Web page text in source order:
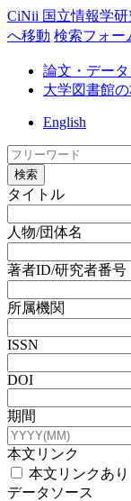
CiNii 国立情報学
へ移動 検索フォー
論文・デー
大学図書館
English
検索
タイトル
人物/団体名
著者ID/研究者番号
所属機関
ISSN
DOI
期間
本文リンク
本文リンクあり
データソース